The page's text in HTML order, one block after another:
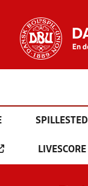
SPILLESTED
LIVESCORE